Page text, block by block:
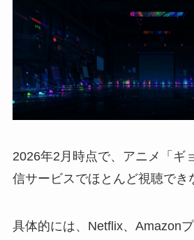
2026年2月時点で、アニメ「ギ
信サービスでほとんど視聴でき
具体的には、Netflix、Amazon